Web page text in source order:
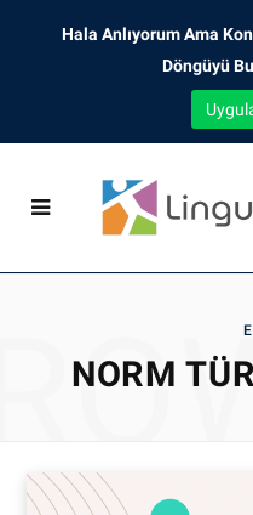
NORM
Hala Anlıyorum Ama
Döngüyü